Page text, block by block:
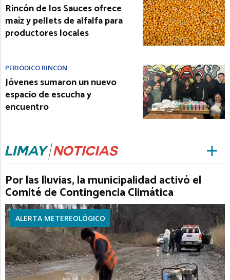
Rincón de los Sauces ofrece
maíz y pellets de alfalfa para
productores locales
PERIÓDICO RINCÓN
Jóvenes sumaron un nuevo
espacio de escucha y
encuentro
Por las lluvias, la municipalidad activó el
Comité de Contingencia Climática
ALERTA METEREOLÓGICO